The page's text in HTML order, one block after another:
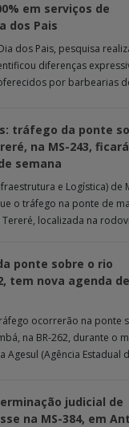
em serviços de
dos Pais
dos Pais, pesquisa
diferenças
por barbearias
tráfego da ponte
na MS-243, ficará
semana
e Logística) de
o tráfego na ponte de
localizada na
ponte sobre o rio
tem nova agenda de
ocorrerão na ponte
na BR-262, durante o
Agesul (Agência Estadual
judicial de
na MS-384, em